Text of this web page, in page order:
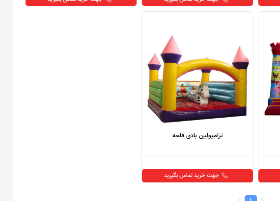
ترامپولین بادی قلعه
جهت خرید تماس بگیرید